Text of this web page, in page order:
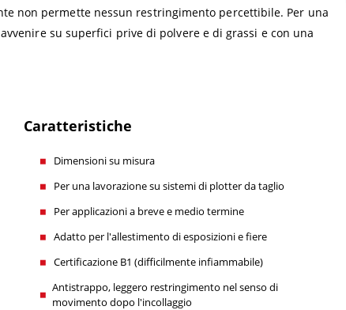
non permette nessun restringimento percettibile. Per una
su superfici prive di polvere e di grassi e con una
Caratteristiche
Dimensioni su misura
Per una lavorazione su sistemi di plotter da taglio
Per applicazioni a breve e medio termine
Adatto per l'allestimento di esposizioni e fiere
Certificazione B1 (difficilmente infiammabile)
Antistrappo, leggero restringimento nel senso di
movimento dopo l'incollaggio